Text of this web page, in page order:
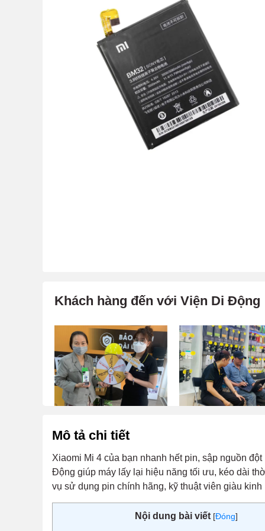
Khách hàng đến với Viện Di Động
Mô tả chi tiết
Xiaomi Mi 4 của bạn nhanh hết pin, sập nguồn
Động giúp máy lấy lại hiệu năng tối ưu, kéo dài
vụ sử dụng pin chính hãng, kỹ thuật viên giàu
Nội dung bài viết [Đóng]